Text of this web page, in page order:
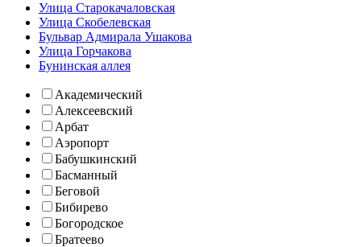
Улица Старокачаловская
Улица Скобелевская
Бульвар Адмирала Ушакова
Улица Горчакова
Бунинская аллея
Академический
Алексеевский
Арбат
Аэропорт
Бабушкинский
Басманный
Беговой
Бибирево
Богородское
Братеево